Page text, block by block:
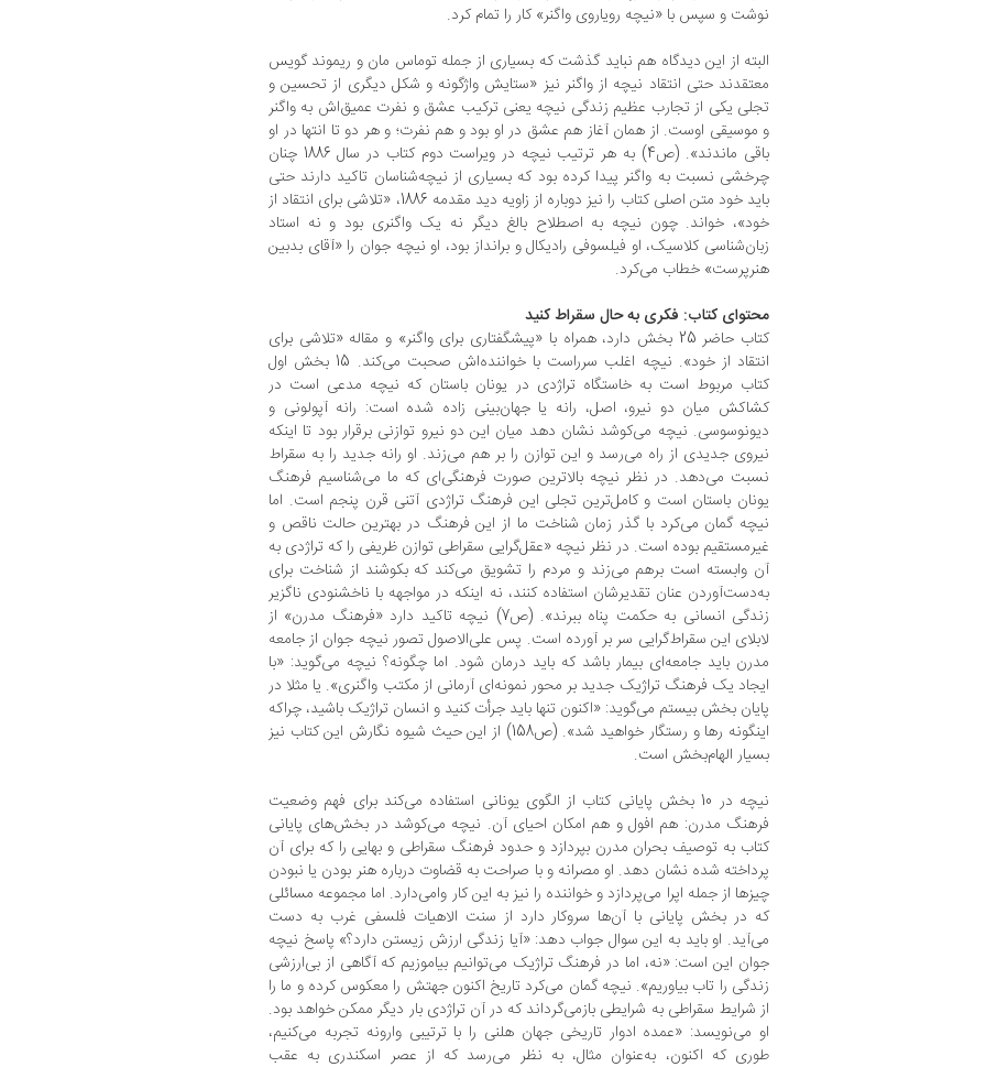
نوشت و سپس با «نیچه رویاروی واگنر» کار را تمام کرد.
البته از این دیدگاه هم نباید گذشت که بسیاری از جمله توماس مان و ریموند گویس
معتقدند حتی انتقاد نیچه از واگنر نیز «ستایش واژگونه و شکل دیگری از تحسین و
تجلی یکی از تجارب عظیم زندگی نیچه یعنی ترکیب عشق و نفرت عمیق‌اش به واگنر
و موسیقی اوست. از همان آغاز هم عشق در او بود و هم نفرت؛ و هر دو تا انتها در او
باقی ماندند». (ص4) به هر ترتیب نیچه در ویراست دوم کتاب در سال 1886 چنان
چرخشی نسبت به واگنر پیدا کرده بود که بسیاری از نیچه‌شناسان تاکید دارند حتی
باید خود متن اصلی کتاب را نیز دوباره از زاویه دید مقدمه 1886، «تلاشی برای انتقاد از
خود»، خواند. چون نیچه به اصطلاح بالغ دیگر نه یک واگنری بود و نه استاد
زبان‌شناسی کلاسیک، او فیلسوفی رادیکال و برانداز بود، او نیچه جوان را «آقای بدبین
هنرپرست» خطاب می‌کرد.
محتوای کتاب: فکری به حال سقراط کنید
کتاب حاضر 25 بخش دارد، همراه با «پیشگفتاری برای واگنر» و مقاله «تلاشی برای
انتقاد از خود». نیچه اغلب سرراست با خواننده‌اش صحبت می‌کند. 15 بخش اول
کتاب مربوط است به خاستگاه تراژدی در یونان باستان که نیچه مدعی است در
کشاکش میان دو نیرو، اصل، رانه یا جهان‌بینی زاده شده است: رانه آپولونی و
دیونوسوسی. نیچه می‌کوشد نشان دهد میان این دو نیرو توازنی برقرار بود تا اینکه
نیروی جدیدی از راه می‌رسد و این توازن را بر هم می‌زند. او رانه جدید را به سقراط
نسبت می‌دهد. در نظر نیچه بالاترین صورت فرهنگی‌ای که ما می‌شناسیم فرهنگ
یونان باستان است و کامل‌ترین تجلی این فرهنگ تراژدی آتنی قرن پنجم است. اما
نیچه گمان می‌کرد با گذر زمان شناخت ما از این فرهنگ در بهترین حالت ناقص و
غیرمستقیم بوده است. در نظر نیچه «عقل‌گرایی سقراطی توازن ظریفی را که تراژدی به
آن وابسته است برهم می‌زند و مردم را تشویق می‌کند که بکوشند از شناخت برای
به‌دست‌آوردن عنان تقدیرشان استفاده کنند، نه اینکه در مواجهه با ناخشنودی ناگزیر
زندگی انسانی به حکمت پناه ببرند». (ص7) نیچه تاکید دارد «فرهنگ مدرن» از
لابلای این سقراط‌گرایی سر بر آورده است. پس علی‌الاصول تصور نیچه جوان از جامعه
مدرن باید جامعه‌ای بیمار باشد که باید درمان شود. اما چگونه؟ نیچه می‌گوید: «با
ایجاد یک فرهنگ تراژیک جدید بر محور نمونه‌ای آرمانی از مکتب واگنری». یا مثلا در
پایان بخش بیستم می‌گوید: «اکنون تنها باید جرأت کنید و انسان تراژیک باشید، چراکه
اینگونه رها و رستگار خواهید شد». (ص158) از این حیث شیوه نگارش این کتاب نیز
بسیار الهام‌بخش است.
نیچه در 10 بخش پایانی کتاب از الگوی یونانی استفاده می‌کند برای فهم وضعیت
فرهنگ مدرن: هم افول و هم امکان احیای آن. نیچه می‌کوشد در بخش‌های پایانی
کتاب به توصیف بحران مدرن بپردازد و حدود فرهنگ سقراطی و بهایی را که برای آن
پرداخته شده نشان دهد. او مصرانه و با صراحت به قضاوت درباره هنر بودن یا نبودن
چیزها از جمله اپرا می‌پردازد و خواننده را نیز به این کار وامی‌دارد. اما مجموعه مسائلی
که در بخش پایانی با آن‌ها سروکار دارد از سنت الاهیات فلسفی غرب به دست
می‌آید. او باید به این سوال جواب دهد: «آیا زندگی ارزش زیستن دارد؟» پاسخ نیچه
جوان این است: «نه، اما در فرهنگ تراژیک می‌توانیم بیاموزیم که آگاهی از بی‌ارزشی
زندگی را تاب بیاوریم». نیچه گمان می‌کرد تاریخ اکنون جهتش را معکوس کرده و ما را
از شرایط سقراطی به شرایطی بازمی‌گرداند که در آن تراژدی بار دیگر ممکن خواهد بود.
او می‌نویسد: «عمده ادوار تاریخی جهان هلنی را با ترتیبی وارونه تجربه می‌کنیم،
طوری که اکنون، به‌عنوان مثال، به نظر می‌رسد که از عصر اسکندری به عقب